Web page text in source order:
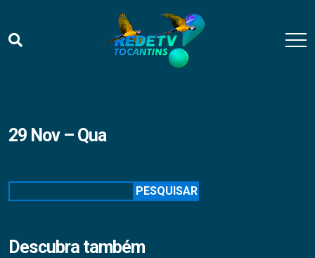
29 Nov – Qua
PESQUISAR
Descubra também